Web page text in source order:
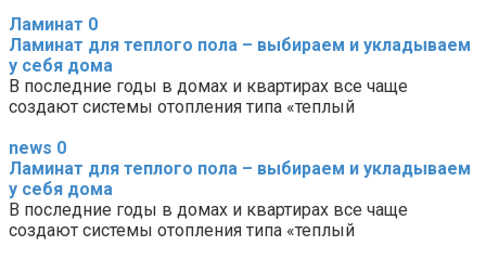
Ламинат 0
Ламинат для теплого пола – выбираем и укладываем
у себя дома
В последние годы в домах и квартирах все чаще
создают системы отопления типа «теплый
news 0
Ламинат для теплого пола – выбираем и укладываем
у себя дома
В последние годы в домах и квартирах все чаще
создают системы отопления типа «теплый